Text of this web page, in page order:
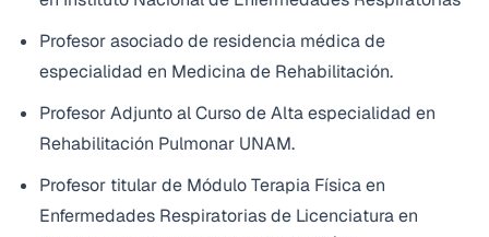
Profesor asociado de residencia médica de
especialidad en Medicina de Rehabilitación.
Profesor Adjunto al Curso de Alta especialidad en
Rehabilitación Pulmonar UNAM.
Profesor titular de Módulo Terapia Física en
Enfermedades Respiratorias de Licenciatura en